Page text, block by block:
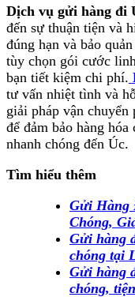
Dịch vụ gửi hàng đi
đến sự thuận tiện và
đúng hạn và bảo
tùy chọn gói cước
bạn tiết kiệm chi phí.
tư vấn nhiệt tình và
giải pháp vận
để đảm bảo hàng
nhanh chóng đến Úc.
Tìm hiểu thêm
Gửi Hàng
Chóng,
Gửi hàng
chóng tại
Gửi hàng
chóng,